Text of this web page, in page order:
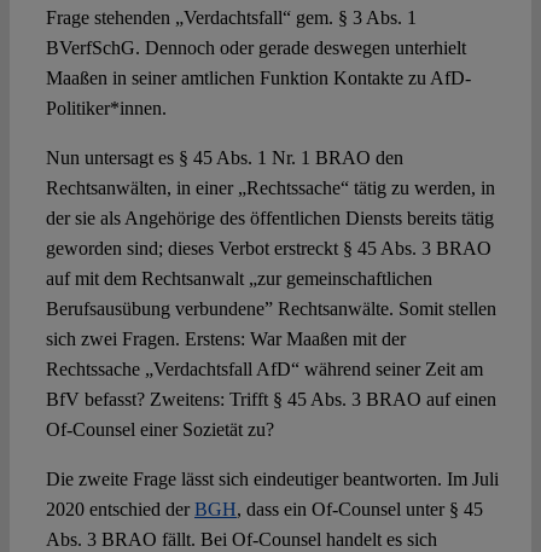
Frage stehenden „Verdachtsfall“ gem. § 3 Abs. 1
BVerfSchG. Dennoch oder gerade deswegen unterhielt
Maaßen in seiner amtlichen Funktion Kontakte zu AfD-
Politiker*innen.
Nun untersagt es § 45 Abs. 1 Nr. 1 BRAO den
Rechtsanwälten, in einer „Rechtssache“ tätig zu werden, in
der sie als Angehörige des öffentlichen Diensts bereits tätig
geworden sind; dieses Verbot erstreckt § 45 Abs. 3 BRAO
auf mit dem Rechtsanwalt „zur gemeinschaftlichen
Berufsausübung verbundene” Rechtsanwälte. Somit stellen
sich zwei Fragen. Erstens: War Maaßen mit der
Rechtssache „Verdachtsfall AfD“ während seiner Zeit am
BfV befasst? Zweitens: Trifft § 45 Abs. 3 BRAO auf einen
Of-Counsel einer Sozietät zu?
Die zweite Frage lässt sich eindeutiger beantworten. Im Juli
2020 entschied derBGH, dass ein Of-Counsel unter § 45
Abs. 3 BRAO fällt. Bei Of-Counsel handelt es sich